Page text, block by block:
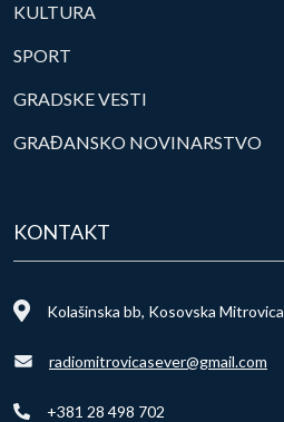
KULTURA
SPORT
GRADSKE VESTI
GRAĐANSKO NOVINARSTVO
KONTAKT
Kolašinska bb, Kosovska Mitrovica
radiomitrovicasever@gmail.com
+381 28 498 702